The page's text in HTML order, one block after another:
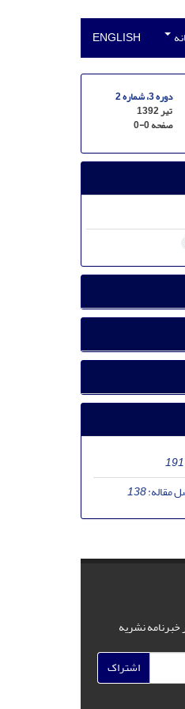
ENGLISH
دوره 3، شماره 2
تیر 1392
صفحه0-0
191
مقاله:138
خبرنامه نشریه
اشتراک